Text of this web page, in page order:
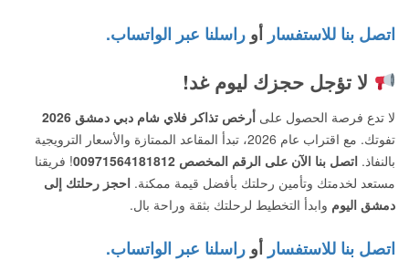
اتصل بنا للاستفسار أو راسلنا عبر الواتساب.
لا تؤجل حجزك ليوم غد!
لا تدع فرصة الحصول على أرخص تذاكر فلاي شام دبي دمشق 2026
تفوتك. مع اقتراب عام 2026، تبدأ المقاعد الممتازة والأسعار الترويجية
بالنفاذ. اتصل بنا الآن على الرقم المخصص 00971564181812
! فريقنا
مستعد لخدمتك وتأمين رحلتك بأفضل قيمة ممكنة. احجز رحلتك إلى
دمشق اليوم وابدأ التخطيط لرحلتك بثقة وراحة بال.
اتصل بنا للاستفسار أو راسلنا عبر الواتساب.